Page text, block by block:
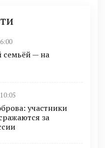
семьёй — на
участники
за